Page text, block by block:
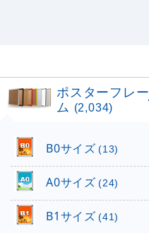
ポスターフレー
ム (2,034)
B0サイズ (13)
A0サイズ (24)
B1サイズ (41)